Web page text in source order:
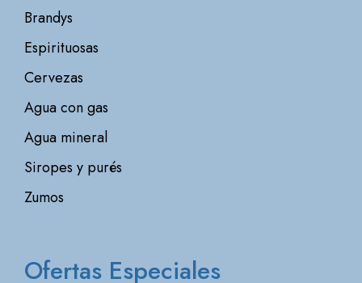
Brandys
Espirituosas
Cervezas
Agua con gas
Agua mineral
Siropes y purés
Zumos
Ofertas Especiales